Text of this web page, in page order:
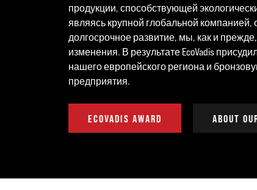
продукции, способствующей
являясь крупной глобальной
долгосрочное развитие, мы, как и
изменения. В результате EcoVadis
нашего европейского региона и
предприятия.
ECOVADIS AWARD ABOUT